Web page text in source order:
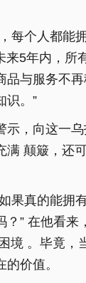
每个人都能
来5年内，所
品与服务不
识。”
示，向这一
满 颠簸，还
果真的能拥
？” 在他看来
境 。毕竟，
价值。